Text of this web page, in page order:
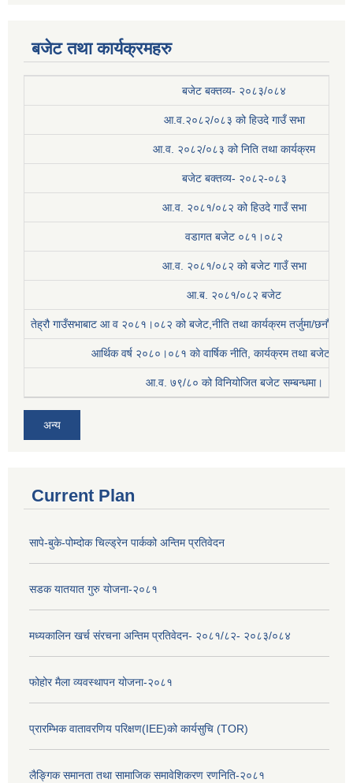
बजेट तथा कार्यक्रमहरु
बजेट बक्तव्य- २०८३/०८४
आ.व.२०८२/०८३ को हिउदे गाउँ सभा
आ.व. २०८२/०८३ को निति तथा कार्यक्रम
बजेट बक्तव्य- २०८२-०८३
आ.व. २०८१/०८२ को हिउदे गाउँ सभा
वडागत बजेट ०८१।०८२
आ.व. २०८१/०८२ को बजेट गाउँ सभा
आ.ब. २०८१/०८२ बजेट
तेह्रौ गाउँसभाबाट आ व २०८१।०८२ को बजेट,नीति तथा कार्यक्रम तर्जुमा/छनौट
आर्थिक वर्ष २०८०।०८१ काे वार्षिक नीति, कार्यक्रम तथा बजेट
आ.व. ७९/८० को विनियोजित बजेट सम्बन्धमा।
अन्य
Current Plan
सापे-बुके-पोम्दोक चिल्ड्रेन पार्कको अन्तिम प्रतिवेदन
सडक यातयात गुरु योजना-२०८१
मध्यकालिन खर्च संरचना अन्तिम प्रतिवेदन- २०८१/८२- २०८३/०८४
फोहोर मैला व्यवस्थापन योजना-२०८१
प्रारम्भिक वातावरणिय परिक्षण(IEE)को कार्यसुचि (TOR)
लैङ्‍गिक समानता तथा सामाजिक समावेशिकरण रणनिति-२०८१